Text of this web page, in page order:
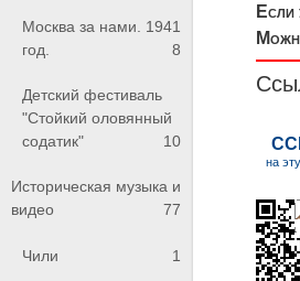
Москва за нами. 1941
год.
8
Детский фестиваль
"Стойкий оловянный
содатик"
10
Историческая музыка и
видео
77
Чили 1
Если